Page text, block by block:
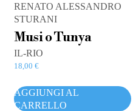
RENATO ALESSANDRO
STURANI
Musi o Tunya
IL-RIO
18,00 €
AGGIUNGI AL
CARRELLO